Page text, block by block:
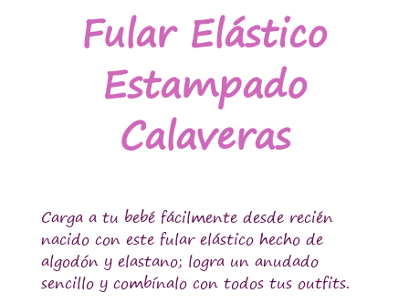
Fular Elástico
Estampado
Calaveras
Carga a tu bebé fácilmente desde recién
nacido con este fular elástico hecho de
algodón y elastano; logra un anudado
sencillo y combínalo con todos tus outfits.